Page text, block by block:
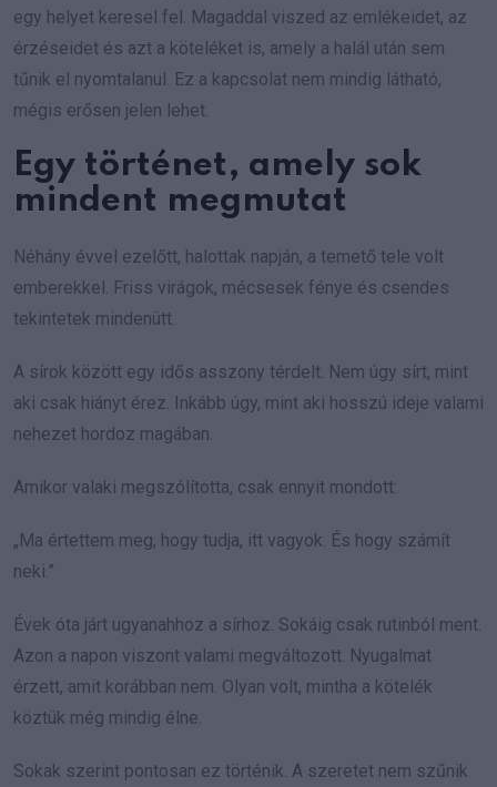
egy helyet keresel fel. Magaddal viszed az emlékeidet, az
érzéseidet és azt a köteléket is, amely a halál után sem
tűnik el nyomtalanul. Ez a kapcsolat nem mindig látható,
mégis erősen jelen lehet.
Egy történet, amely sok
mindent megmutat
Néhány évvel ezelőtt, halottak napján, a temető tele volt
emberekkel. Friss virágok, mécsesek fénye és csendes
tekintetek mindenütt.
A sírok között egy idős asszony térdelt. Nem úgy sírt, mint
aki csak hiányt érez. Inkább úgy, mint aki hosszú ideje valami
nehezet hordoz magában.
Amikor valaki megszólította, csak ennyit mondott:
„Ma értettem meg, hogy tudja, itt vagyok. És hogy számít
neki.”
Évek óta járt ugyanahhoz a sírhoz. Sokáig csak rutinból ment.
Azon a napon viszont valami megváltozott. Nyugalmat
érzett, amit korábban nem. Olyan volt, mintha a kötelék
köztük még mindig élne.
Sokak szerint pontosan ez történik. A szeretet nem szűnik